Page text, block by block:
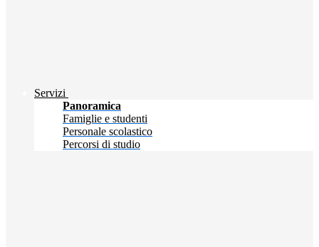
Servizi
Panoramica
Famiglie e studenti
Personale scolastico
Percorsi di studio